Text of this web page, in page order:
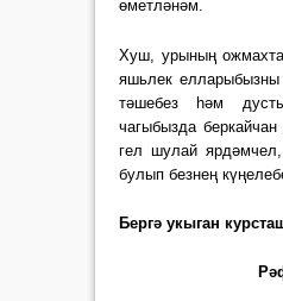
өметләнәм.
Хуш, урының
яшьлек елла­рыбызны
тәшебез һәм
чагыбызда
гел шулай
булып безнең
Бергә укыган